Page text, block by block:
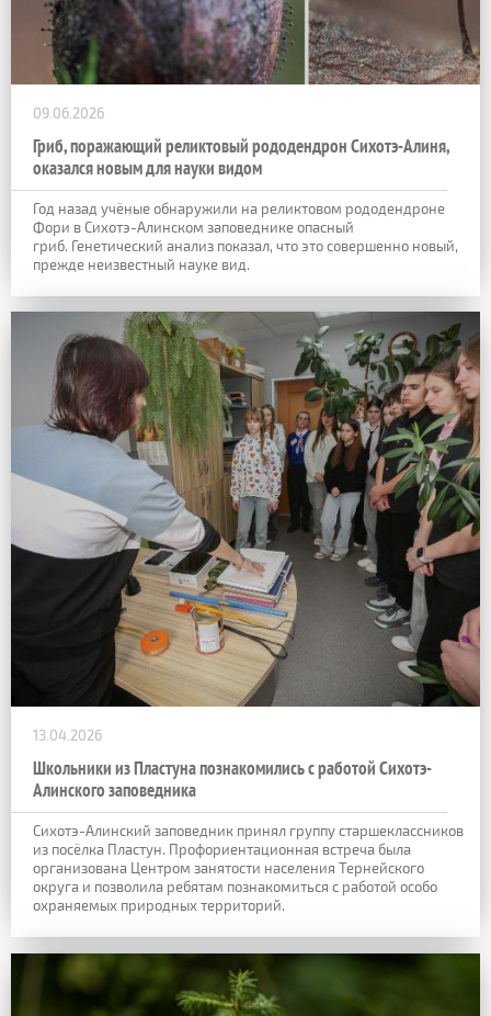
09.06.2026
Гриб, поражающий реликтовый рододендрон Сихотэ-Алиня,
оказался новым для науки видом
Год назад учёные обнаружили на реликтовом рододендроне
Фори в Сихотэ-Алинском заповеднике опасный
гриб. Генетический анализ показал, что это совершенно новый,
прежде неизвестный науке вид.
13.04.2026
Школьники из Пластуна познакомились с работой Сихотэ-
Алинского заповедника
Сихотэ-Алинский заповедник принял группу старшеклассников
из посёлка Пластун. Профориентационная встреча была
организована Центром занятости населения Тернейского
округа и позволила ребятам познакомиться с работой особо
охраняемых природных территорий.